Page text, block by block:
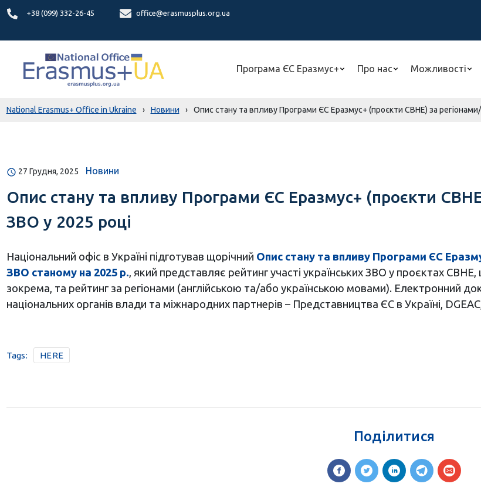
+38 (099) 332-26-45
office@erasmusplus.org.ua
Програма ЄС Еразмус+ Про нас Можливості
National Erasmus+ Office in Ukraine › Новини › Опис стану та впливу Програми ЄС Еразмус+ (проєкти CBHE) за
27 Грудня, 2025 Новини
Опис стану та впливу Програми ЄС Еразмус+ (проєкти
ЗВО у 2025 році
Національний офіс в Україні підготував щорічний Опис стану та впливу Програми ЄС
ЗВО станому на 2025 р., який представляє рейтинг участі українських ЗВО у проєктах
зокрема, та рейтинг за регіонами (англійською та/або українською мовами). Електронний
національних органів влади та міжнародних партнерів – Представництва ЄС в Україні,
Tags: HERE
Поділитися